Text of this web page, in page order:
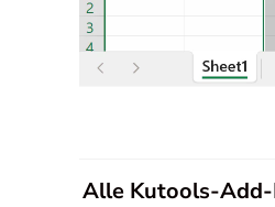
Alle Kutools-